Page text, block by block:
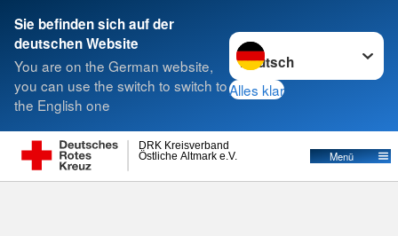
Sie befinden sich auf der
deutschen Website
You are on the German website,
you can use the switch to switch to
the English one
Sprache wechseln zu
Alles klar
Östliche Altmark e.V.
DRK Kreisverband
Menü
Suche
Betreutes Wohnen